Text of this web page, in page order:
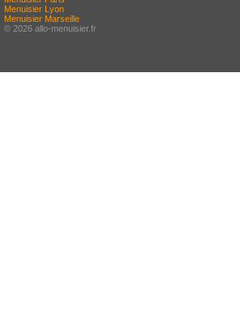
Menuisier Lyon
Menuisier Marseille
© 2026 allo-menuisier.fr